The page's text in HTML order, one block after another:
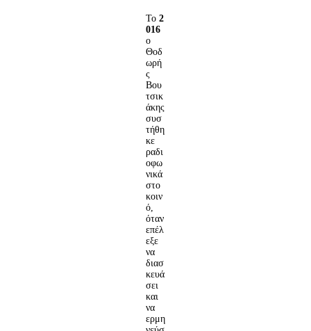
To 2
016
o
Θοδ
ωρή
ς
Βου
τσικ
άκης
συσ
τήθη
κε
ραδι
οφω
νικά
στο
κοιν
ό,
όταν
επέλ
εξε
να
διασ
κευά
σει
και
να
ερμη